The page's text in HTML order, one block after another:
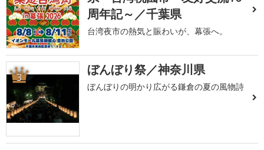
周年記～／千葉県
台湾夜市の熱気と賑わいが、幕張へ。
3 ぼんぼり祭／神奈川県
ぼんぼりの明かり広がる鎌倉の夏の風物詩